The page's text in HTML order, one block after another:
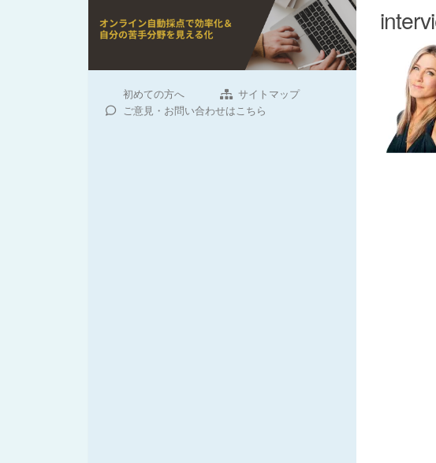
初めての方へ
サイトマップ
ご意見・お問い合わせはこちら